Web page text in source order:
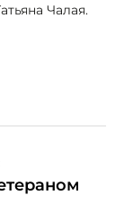
Чалая.